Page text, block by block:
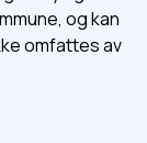
og kan
omfattes av